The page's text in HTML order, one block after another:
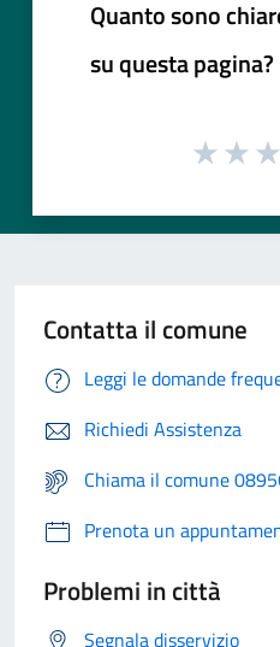
Quanto sono
su questa pagina?
Contatta il comune
Leggi le domande
Richiedi Assistenza
Chiama il comune
Prenota un
Problemi in città
Segnala disservizio